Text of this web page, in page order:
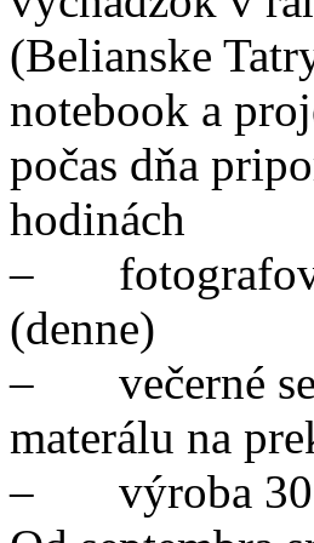
(Belianske
notebook a
počas dňa
hodinách
–
(denne)
– večerné
materálu na
– výroba 30